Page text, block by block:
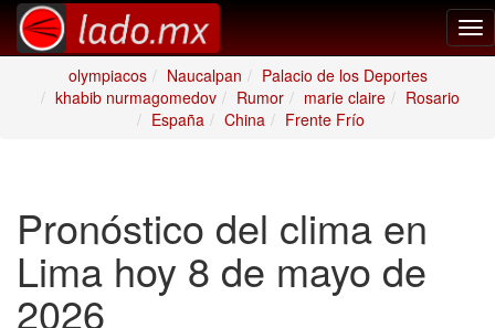
olympiacos
Naucalpan
Palacio de los Deportes
khabib nurmagomedov
Rumor marie claire
Rosario
España
China Frente Frío
Pronóstico del clima en
Lima hoy 8 de mayo de
2026